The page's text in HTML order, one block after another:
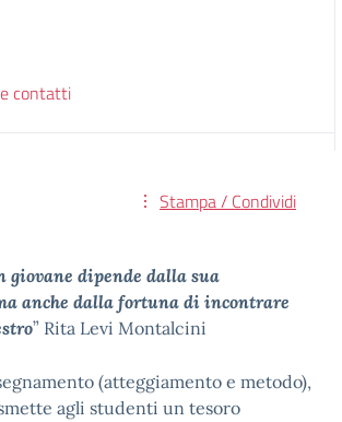
contatti
Stampa / Condividi
giovane dipende dalla sua
anche dalla fortuna di incontrare
” Rita Levi Montalcini
(atteggiamento e metodo),
agli studenti un tesoro